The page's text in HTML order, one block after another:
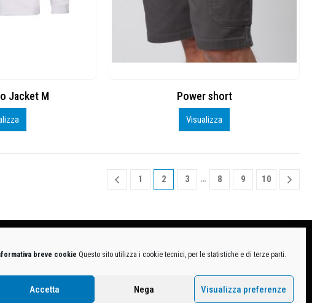
breve cookie Questo sito utilizza i cookie tecnici, per le statistiche e di terze parti.
Accetta Nega Visualizza preferenze
Jacket M Power short
Visualizza
1 2 3 … 8 9 10
MB-1370021 - P.IVA. 11005760159 - Direzione e coordinamento art. 2497 C.C. DECATHLON SA,